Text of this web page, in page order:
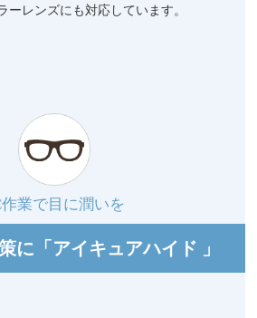
ーレンズにも対応しています。
作業で目に潤いを
に「アイキュアハイド 」